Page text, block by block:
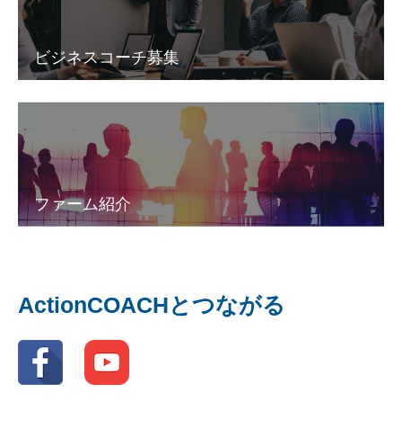
ビジネスコーチ募集
ファーム紹介
ActionCOACHとつながる